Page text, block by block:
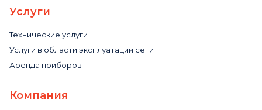
Услуги
Технические услуги
Услуги в области эксплуатации сети
Аренда приборов
Компания